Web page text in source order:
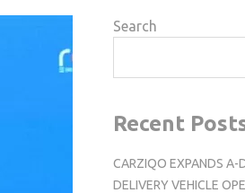
Search
Recent
CARZIQO EXPANDS A-
DELIVERY VEHICLE